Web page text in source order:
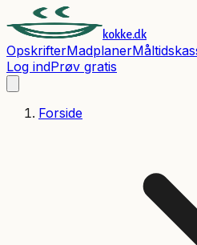
kokke.dk
OpskrifterMadplaner
Log indPrøv gratis
Forside